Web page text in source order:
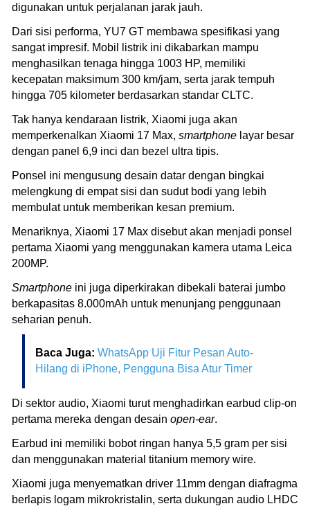
digunakan untuk perjalanan jarak jauh.
Dari sisi performa, YU7 GT membawa spesifikasi yang
sangat impresif. Mobil listrik ini dikabarkan mampu
menghasilkan tenaga hingga 1003 HP, memiliki
kecepatan maksimum 300 km/jam, serta jarak tempuh
hingga 705 kilometer berdasarkan standar CLTC.
Tak hanya kendaraan listrik, Xiaomi juga akan
memperkenalkan Xiaomi 17 Max, smartphone layar besar
dengan panel 6,9 inci dan bezel ultra tipis.
Ponsel ini mengusung desain datar dengan bingkai
melengkung di empat sisi dan sudut bodi yang lebih
membulat untuk memberikan kesan premium.
Menariknya, Xiaomi 17 Max disebut akan menjadi ponsel
pertama Xiaomi yang menggunakan kamera utama Leica
200MP.
Smartphone ini juga diperkirakan dibekali baterai jumbo
berkapasitas 8.000mAh untuk menunjang penggunaan
seharian penuh.
Baca Juga: WhatsApp Uji Fitur Pesan Auto-
Hilang di iPhone, Pengguna Bisa Atur Timer
Di sektor audio, Xiaomi turut menghadirkan earbud clip-on
pertama mereka dengan desain open-ear.
Earbud ini memiliki bobot ringan hanya 5,5 gram per sisi
dan menggunakan material titanium memory wire.
Xiaomi juga menyematkan driver 11mm dengan diafragma
berlapis logam mikrokristalin, serta dukungan audio LHDC